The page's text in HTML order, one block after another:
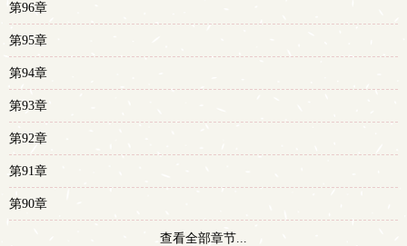
第96章
第95章
第94章
第93章
第92章
第91章
第90章
查看全部章节...